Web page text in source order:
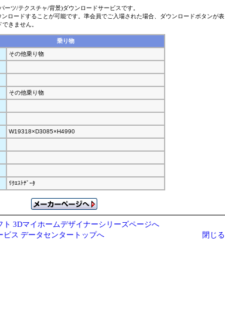
ツ/テクスチャ/背景)ダウンロードサービスです。
ロードすることが可能です。準会員でご入場された場合、ダウンロードボタンが表
きません。
乗り物
その他乗り物
その他乗り物
W19318×D3085×H4990
ﾘｸｴｽﾄﾃﾞｰﾀ
ト 3Dマイホームデザイナーシリーズページへ
ス データセンタートップへ
閉じる